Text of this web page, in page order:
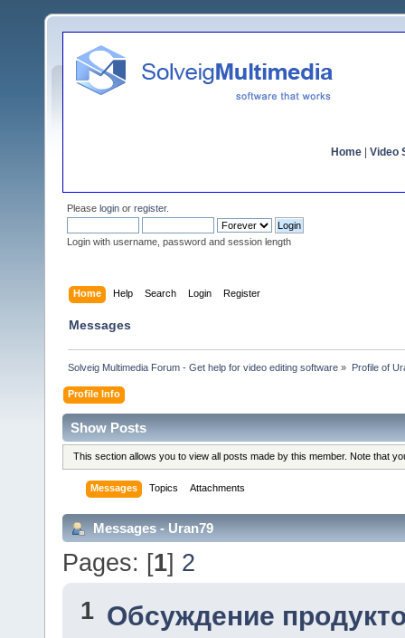
Home Video
Please login or register.
Login with username, password and session length
Home Help Search Login Register
Messages
Solveig Multimedia Forum - Get help for video editing software » Profile of
Profile Info
Show Posts
This section allows you to view all posts made by this member. Note that
Messages Topics Attachments
Messages - Uran79
Pages: [1] 2
1 Обсуждение